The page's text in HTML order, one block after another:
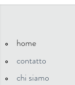
home
contatto
chi siamo